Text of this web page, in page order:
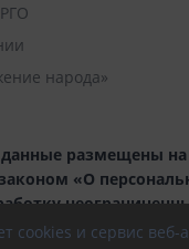
народа»
размещены
«О
cookies и сервис